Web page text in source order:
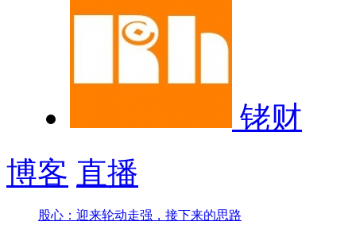
铑财
博客 直播
股心：迎来轮动走强，接下来的思路